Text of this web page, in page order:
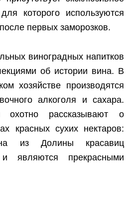
которого используются
первых заморозков.
виноградных напитков
об истории вина. В
хозяйстве производятся
алкоголя и сахара.
охотно рассказывают о
красных сухих нектаров:
из Долины красавиц
являются прекрасными